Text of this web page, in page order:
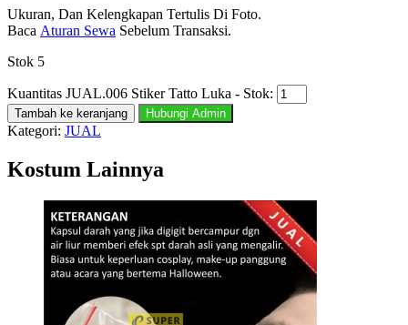
Ukuran, Dan Kelengkapan Tertulis Di Foto.
Baca Aturan Sewa Sebelum Transaksi.
Stok 5
Kuantitas JUAL.006 Stiker Tatto Luka - Stok:
Tambah ke keranjang Hubungi Admin
Kategori: JUAL
Kostum Lainnya